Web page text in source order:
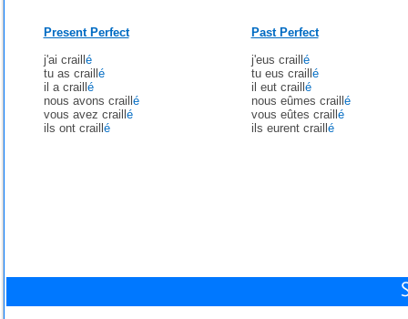
Present Perfect
j'ai craill é
tu as craill é
il a craill é
nous avons craill é
vous avez craill é
ils ont craill é
Past Perfect
j'eus craill é
tu eus craill é
il eut craill é
nous eûmes craill é
vous eûtes craill é
ils eurent craill é